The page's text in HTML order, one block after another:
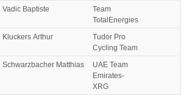
Vadic Baptiste
Team
TotalEnergies
Kluckers Arthur
Tudor Pro
Cycling Team
Schwarzbacher Matthias
UAE Team
Emirates-
XRG